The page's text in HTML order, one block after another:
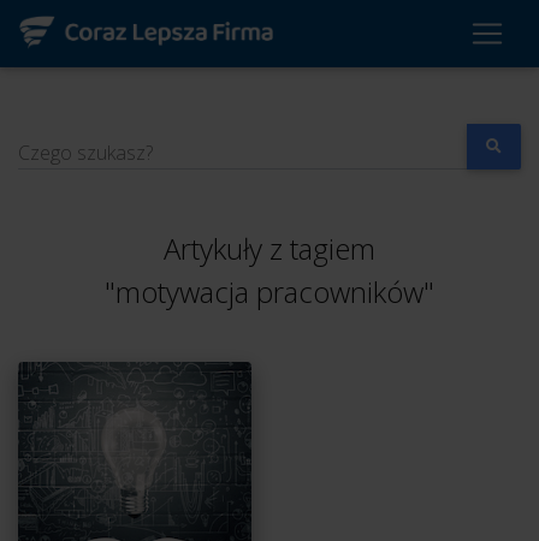
Czego szukasz?
Artykuły z tagiem
"motywacja pracowników"